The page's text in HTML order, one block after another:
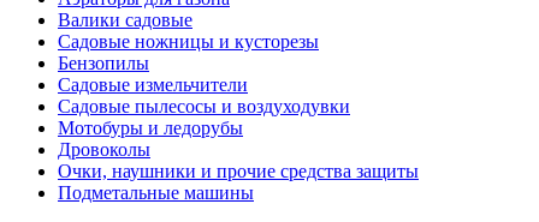
Валики садовые
Садовые ножницы и кусторезы
Бензопилы
Садовые измельчители
Садовые пылесосы и воздуходувки
Мотобуры и ледорубы
Дровоколы
Очки, наушники и прочие средства защиты
Подметальные машины